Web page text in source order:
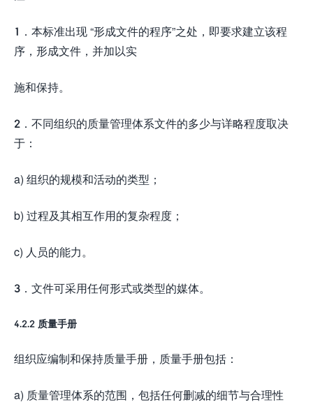
1．本标准出现 “形成文件的程序”之处，即要求建立该程
序，形成文件，并加以实
施和保持。
2．不同组织的质量管理体系文件的多少与详略程度取决
于：
a) 组织的规模和活动的类型；
b) 过程及其相互作用的复杂程度；
c) 人员的能力。
3．文件可采用任何形式或类型的媒体。
4.2.2 质量手册
组织应编制和保持质量手册，质量手册包括：
a) 质量管理体系的范围，包括任何删减的细节与合理性